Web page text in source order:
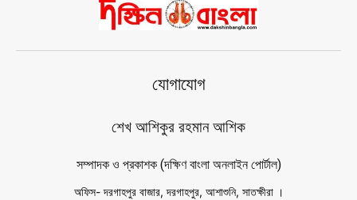
যোগাযোগ
শেখ আশিকুর রহমান আশিক
সম্পাদক ও প্রকাশক (দক্ষিণ বাংলা অনলাইন পোর্টাল)
অফিস- দরগাহপুর বাজার, দরগাহপুর, আশাশুনি, সাতক্ষীরা ।